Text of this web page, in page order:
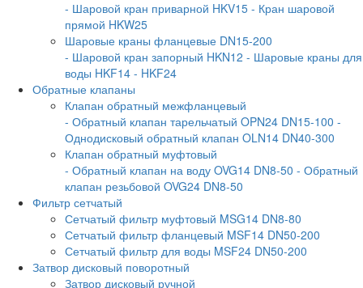
- Шаровой кран приварной HKV15 - Кран шаровой
прямой HKW25
Шаровые краны фланцевые DN15-200
- Шаровой кран запорный HKN12 - Шаровые краны для
воды HKF14 - HKF24
Обратные клапаны
Клапан обратный межфланцевый
- Обратный клапан тарельчатый OPN24 DN15-100 -
Однодисковый обратный клапан OLN14 DN40-300
Клапан обратный муфтовый
- Обратный клапан на воду OVG14 DN8-50 - Обратный
клапан резьбовой OVG24 DN8-50
Фильтр сетчатый
Сетчатый фильтр муфтовый MSG14 DN8-80
Сетчатый фильтр фланцевый MSF14 DN50-200
Сетчатый фильтр для воды MSF24 DN50-200
Затвор дисковый поворотный
Затвор дисковый ручной